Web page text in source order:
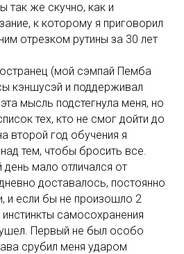
так же скучно, как и
к которому я приговорил
отрезком рутины за 30 лет
(мой сэмпай Пемба
кэншусэй и поддерживал
мысль подстегнула меня, но
тех, кто не смог дойти до
второй год обучения я
тем, чтобы бросить все.
мало отличался от
доставалось, постоянно
и если бы не произошло 2
самосохранения
Первый не был особо
срубил меня ударом